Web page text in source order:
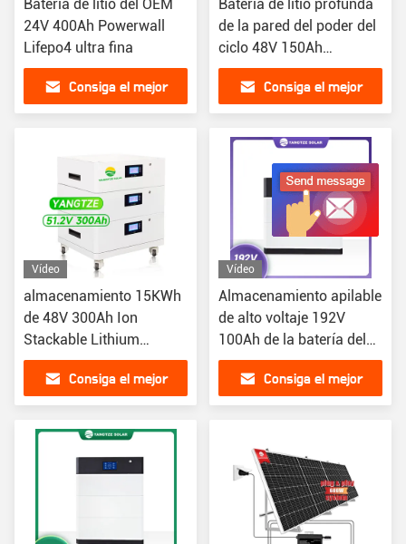
Batería de litio del OEM
24V 400Ah Powerwall
Lifepo4 ultra fina
Consiga el mejor
Batería de litio profunda
de la pared del poder del
ciclo 48V 150Ah
montada en la pared
Consiga el mejor
Vídeo
almacenamiento 15KWh
de 48V 300Ah Ion
Stackable Lithium
Batteries Energy
Consiga el mejor
Vídeo
Almacenamiento apilable
de alto voltaje 192V
100Ah de la batería del
sistema de batería
Lifepo4Consiga el mejor